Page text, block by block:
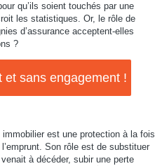
qu’ils soient touchés par une
les statistiques. Or, le rôle de
d’assurance acceptent-elles
?
et sans engagement !
est une protection à la fois
Son rôle est de substituer
à décéder, subir une perte